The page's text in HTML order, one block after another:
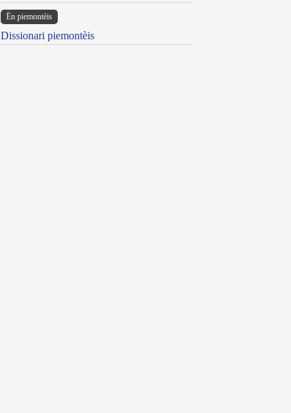
Ën piemontèis
Dissionari piemontèis